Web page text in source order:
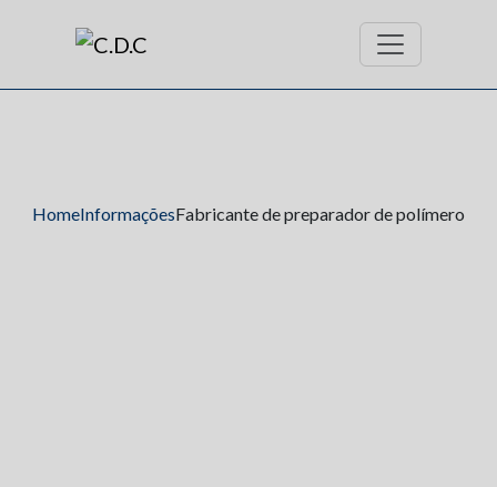
HomeInformaçõesFabricante de preparador de polímero